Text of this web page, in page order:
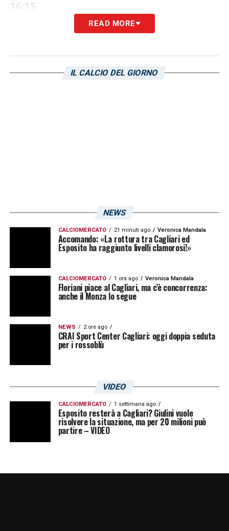
16:15
PARMA-CAGLIARI:sabato 22 aprile, ore 14
CAGLIARI-TERNANA:domenica 30 aprile,
ore 16:15
LA PLAYLIST DELLE NOSTRE TOP NEWS
READ MORE
IL CALCIO DEL GIORNO
NEWS
CALCIOMERCATO 21 minuti ago Veronica Mandala
Accomando: «La rottura tra Cagliari ed
Esposito ha raggiunto livelli clamorosi!»
CALCIOMERCATO 1 ora ago Veronica Mandala
Floriani piace al Cagliari, ma c’è concorrenza:
anche il Monza lo segue
NEWS 2 ore ago
CRAI Sport Center Cagliari: oggi doppia seduta
per i rossoblù
VIDEO
CALCIOMERCATO 1 settimana ago
Esposito resterà a Cagliari? Giulini vuole
risolvere la situazione, ma per 20 milioni può
partire – VIDEO